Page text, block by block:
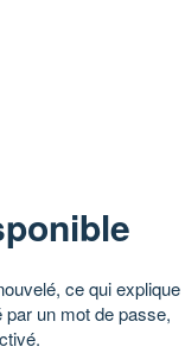
ce qui explique
un mot de passe,